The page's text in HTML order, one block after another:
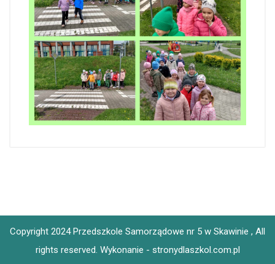
Copyright 2024 Przedszkole Samorządowe nr 5 w Skawinie , All
rights reserved. Wykonanie - stronydlaszkol.com.pl